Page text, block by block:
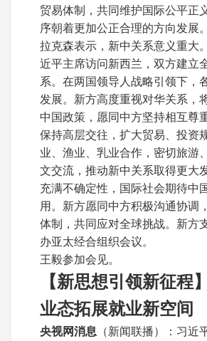
贸易体制，共同维护国际公平正
序朝着更加公正合理的方向发展。
拉克森表示，新中关系意义重大
近平主席访问新西兰，双方建立
系。在两国领导人战略引领下，
发展。新方高度重视对华关系，
中国政策，愿同中方坚持相互尊
保持高层交往，扩大贸易、投资
业、渔业、乳业合作，密切旅游
文交流，推动新中关系取得更大
充满不确定性，国际社会期待中
用。新方愿同中方积极沟通协调
体制，共同应对全球挑战。新方
办亚太经合组织会议。
王毅参加会见。
【新思想引领新征程
业态拓展就业新空间
央视网消息 （新闻联播）：习近